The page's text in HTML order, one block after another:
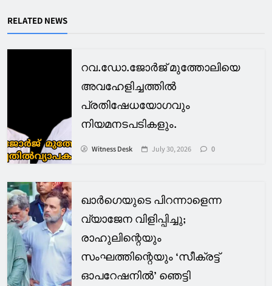
RELATED NEWS
റവ.ഡോ.ജോർജ് മുത്തോലിയെ
അവഹേളിച്ചത്തിൽ
പ്രതിഷേധയോഗവും
നിയമനടപടികളും.
Witness Desk July 30, 2026 0
ഖാര്‍ഗെയുടെ പിറന്നാളെന്ന
വ്യാജേന വിളിപ്പിച്ചു;
രാഹുലിന്റെയും
സംഘത്തിന്റെയും ‘സീക്രട്ട്
ഓപറേഷനില്‍’ ഞെട്ടി